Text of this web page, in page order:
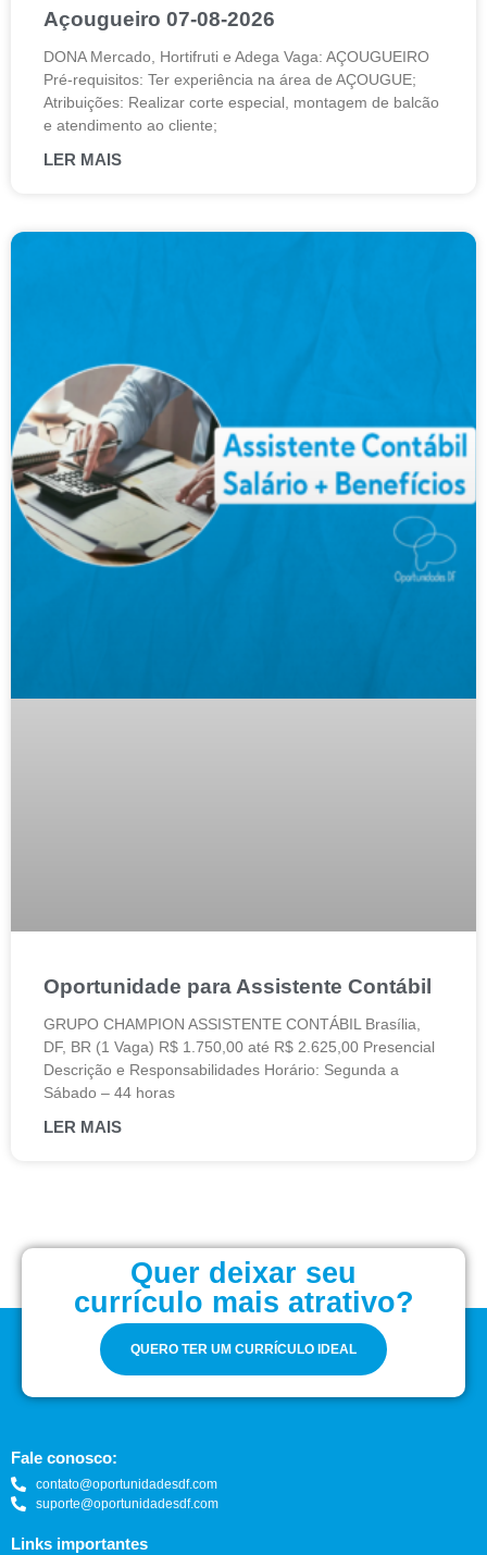
Açougueiro 07-08-2026
DONA Mercado, Hortifruti e Adega Vaga: AÇOUGUEIRO
Pré-requisitos: Ter experiência na área de AÇOUGUE;
Atribuições: Realizar corte especial, montagem de balcão
e atendimento ao cliente;
LER MAIS
Oportunidade para Assistente Contábil
GRUPO CHAMPION ASSISTENTE CONTÁBIL Brasília,
DF, BR (1 Vaga) R$ 1.750,00 até R$ 2.625,00 Presencial
Descrição e Responsabilidades Horário: Segunda a
Sábado – 44 horas
LER MAIS
Quer deixar seu
currículo mais atrativo?
QUERO TER UM CURRÍCULO IDEAL
Fale conosco:
contato@oportunidadesdf.com
suporte@oportunidadesdf.com
Links importantes